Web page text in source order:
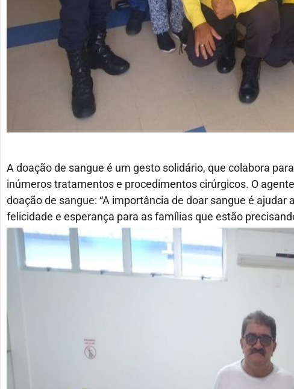
A doação de sangue é um gesto solidário, que colabora
inúmeros tratamentos e procedimentos cirúrgicos. O
doação de sangue: “A importância de doar sangue é
felicidade e esperança para as famílias que estão